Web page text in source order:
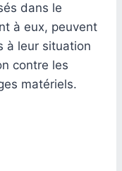
dans le
à eux, peuvent
à leur situation
contre les
matériels.